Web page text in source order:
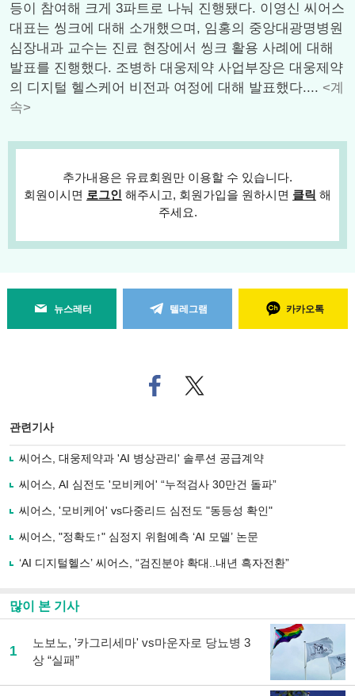
등이 참여해 크게 3파트로 나눠 진행됐다. 이영신 씨어스
대표는 씽크에 대해 소개했으며, 임홍의 중앙대광명병원
심장내과 교수는 진료 현장에서 씽크 활용 사례에 대해
발표를 진행했다. 조병하 대웅제약 사업부장은 대웅제약
의 디지털 헬스케어 비전과 여정에 대해 발표했다.... <계
속>
추가내용은 유료회원만 이용할 수 있습니다.
회원이시면 로그인 해주시고, 회원가입을 원하시면 클릭 해
주세요.
뉴스레터 텔레그램 카카오톡
페
이
로
기
사
유
기
트위
터로
관련기사
씨어스, 대웅제약과 'AI 병상관리' 솔루션 공급계약
씨어스, AI 심전도 '모비케어' “누적검사 30만건 돌파”
씨어스, '모비케어' vs다중리드 심전도 "동등성 확인"
씨어스, "정확도↑" 심정지 위험예측 ‘AI 모델’ 논문
‘AI 디지털헬스’ 씨어스, “검진분야 확대..내년 흑자전환”
많이 본 기사
1
노보노, '카그리세마' vs마운자로 당뇨병 3
상 “실패”